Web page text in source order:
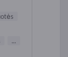
...